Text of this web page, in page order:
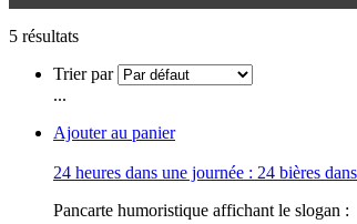
5 résultats
Trier par
...
Ajouter au panier
24 heures dans une journée : 24 bières
Pancarte humoristique affichant le slogan :